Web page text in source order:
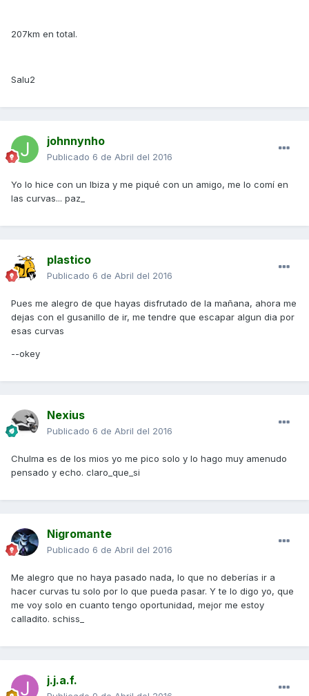
207km en total.
Salu2
johnnynho
Publicado 6 de Abril del 2016
Yo lo hice con un Ibiza y me piqué con un amigo, me lo comí en
las curvas... paz_
plastico
Publicado 6 de Abril del 2016
Pues me alegro de que hayas disfrutado de la mañana, ahora me
dejas con el gusanillo de ir, me tendre que escapar algun dia por
esas curvas
--okey
Nexius
Publicado 6 de Abril del 2016
Chulma es de los mios yo me pico solo y lo hago muy amenudo
pensado y echo. claro_que_si
Nigromante
Publicado 6 de Abril del 2016
Me alegro que no haya pasado nada, lo que no deberías ir a
hacer curvas tu solo por lo que pueda pasar. Y te lo digo yo, que
me voy solo en cuanto tengo oportunidad, mejor me estoy
calladito. schiss_
j.j.a.f.